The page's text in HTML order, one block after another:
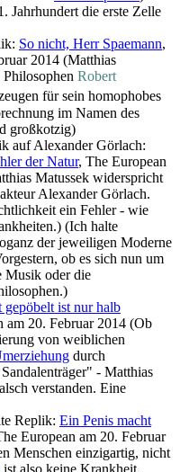
Jahrhundert die erste Zelle
So nicht, Herr Spaemann,
2014 (Matthias
Robert
für sein homophobes
im Namen des
großkotzig)
auf Alexander Görlach:
der Natur, The European
Matussek widerspricht
Alexander Görlach.
ein Fehler - wie
(Ich halte
der jeweiligen Moderne
ob es sich nun um
Musik oder die
gepöbelt ist nur halb
am 20. Februar 2014 (Ob
von weiblichen
durch
- Matthias
verstanden. Eine
Replik: Ein Penis macht
European am 20. Februar
Menschen einzigartig, nicht
ist also keine Krankheit,